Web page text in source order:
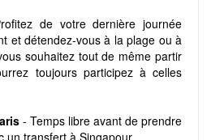
de votre dernière journée
et détendez-vous à la plage ou à
souhaitez tout de même partir
toujours participez à celles
- Temps libre avant de prendre
un transfert à Singapour.